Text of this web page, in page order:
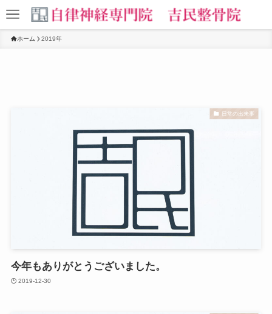
ホーム 2019年
日常の出来事
今年もありがとうございました。
2019-12-30